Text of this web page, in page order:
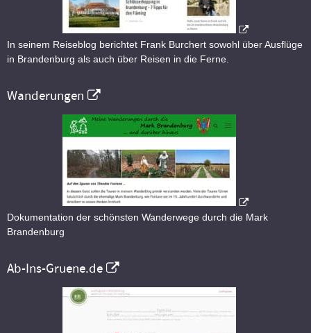
In seinem Reiseblog berichtet Frank Burchert sowohl über Ausflüge
in Brandenburg als auch über Reisen in die Ferne.
Wanderungen
Dokumentation der schönsten Wanderwege durch die Mark
Brandenburg
Ab-Ins-Gruene.de